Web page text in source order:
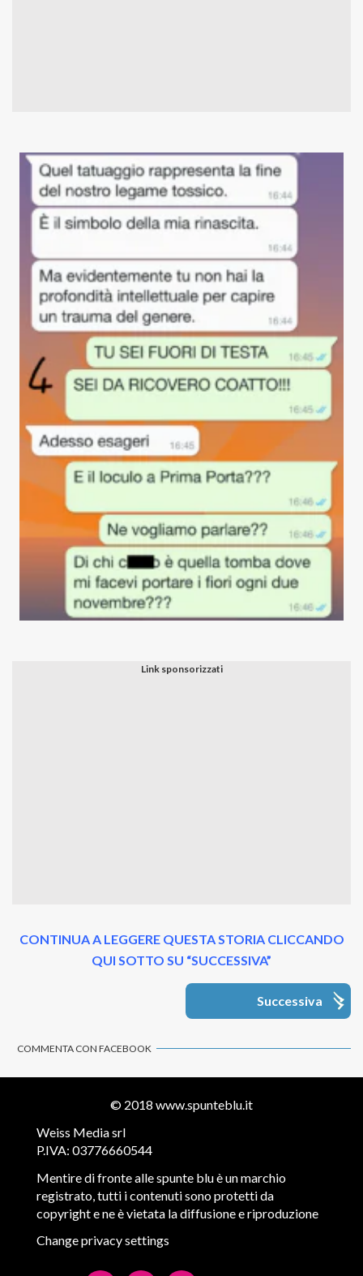
CONTINUA A LEGGERE QUESTA STORIA CLICCANDO
QUI SOTTO SU “SUCCESSIVA”
Successiva
COMMENTA CON FACEBOOK
© 2018 www.spunteblu.it
Weiss Media srl
P.IVA: 03776660544
Mentire di fronte alle spunte blu è un marchio
registrato, tutti i contenuti sono protetti da
copyright e ne è vietata la diffusione e riproduzione
Change privacy settings